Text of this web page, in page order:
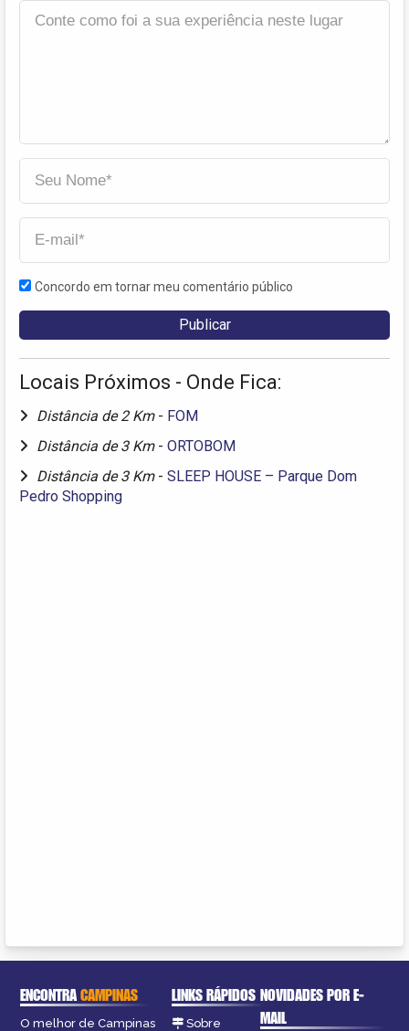
Concordo em tornar meu comentário público
Locais Próximos - Onde Fica:
Distância de 2 Km - FOM
Distância de 3 Km - ORTOBOM
Distância de 3 Km - SLEEP HOUSE – Parque Dom
Pedro Shopping
ENCONTRACAMPINAS
O melhor de Campinas
LINKS RÁPIDOS
Sobre
NOVIDADES POR E-
MAIL